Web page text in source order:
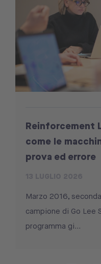
Reinforcement
come le
prova ed errore
Marzo 2016,
campione di Go Lee
programma gi...